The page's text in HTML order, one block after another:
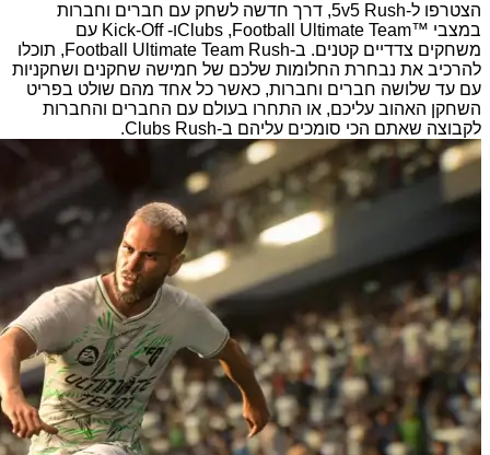
הצטרפו ל-5v5 Rush, דרך חדשה לשחק עם חברים וחברות
במצבי Football Ultimate Team™‎,‏ Clubs‏ו- Kick-Off עם
משחקים צדדיים קטנים. ב-Football Ultimate Team Rush, תוכלו
להרכיב את נבחרת החלומות שלכם של חמישה שחקנים ושחקניות
עם עד שלושה חברים וחברות, כאשר כל אחד מהם שולט בפריט
השחקן האהוב עליכם, או התחרו בעולם עם החברים והחברות
לקבוצה שאתם הכי סומכים עליהם ב-Clubs Rush.